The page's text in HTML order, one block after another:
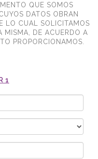
QUE SOMOS
DATOS OBRAN
LO CUAL SOLICITAMOS
MISMA, DE ACUERDO A
PROPORCIONAMOS.
1